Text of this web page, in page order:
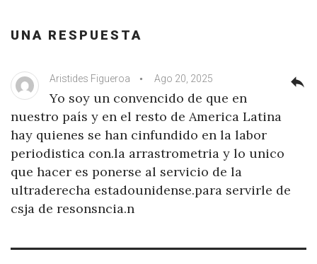
UNA RESPUESTA
Aristides Figueroa Ago 20, 2025
Yo soy un convencido de que en
nuestro país y en el resto de America Latina
hay quienes se han cinfundido en la labor
periodistica con.la arrastrometria y lo unico
que hacer es ponerse al servicio de la
ultraderecha estadounidense.para servirle de
csja de resonsncia.n
reply